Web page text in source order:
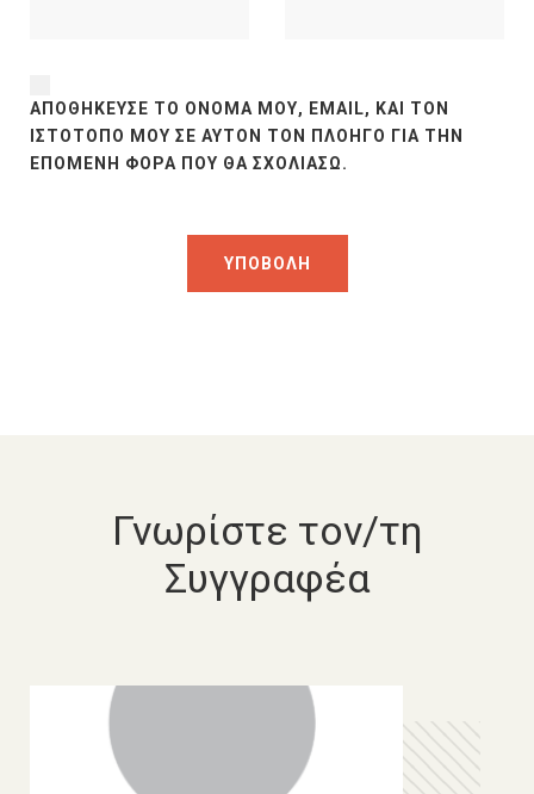
ΑΠΟΘΉΚΕΥΣΕ ΤΟ ΌΝΟΜΆ ΜΟΥ, EMAIL, ΚΑΙ ΤΟΝ
ΙΣΤΌΤΟΠΟ ΜΟΥ ΣΕ ΑΥΤΌΝ ΤΟΝ ΠΛΟΗΓΌ ΓΙΑ ΤΗΝ
ΕΠΌΜΕΝΗ ΦΟΡΆ ΠΟΥ ΘΑ ΣΧΟΛΙΆΣΩ.
Γνωρίστε τον/τη
Συγγραφέα